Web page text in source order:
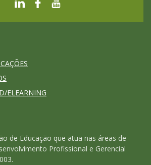
ELEARNING
de Educação que atua nas áreas de
Profissional e Gerencial